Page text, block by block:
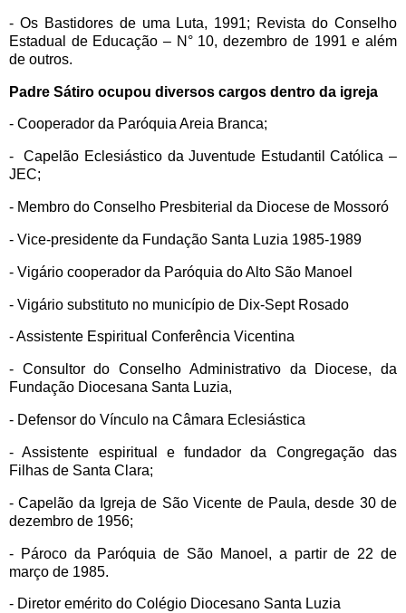
- Os Bastidores de uma Luta, 1991; Revista do Conselho
Estadual de Educação – N° 10, dezembro de 1991 e além
de outros.
Padre Sátiro ocupou diversos cargos dentro da igreja
- Cooperador da Paróquia Areia Branca;
- Capelão Eclesiástico da Juventude Estudantil Católica –
JEC;
- Membro do Conselho Presbiterial da Diocese de Mossoró
- Vice-presidente da Fundação Santa Luzia 1985-1989
- Vigário cooperador da Paróquia do Alto São Manoel
- Vigário substituto no município de Dix-Sept Rosado
- Assistente Espiritual Conferência Vicentina
- Consultor do Conselho Administrativo da Diocese, da
Fundação Diocesana Santa Luzia,
- Defensor do Vínculo na Câmara Eclesiástica
- Assistente espiritual e fundador da Congregação das
Filhas de Santa Clara;
- Capelão da Igreja de São Vicente de Paula,desde 30 de
dezembro de 1956;
- Pároco da Paróquia de São Manoel, a partirde 22 de
março de 1985.
- Diretor emérito do Colégio Diocesano Santa Luzia